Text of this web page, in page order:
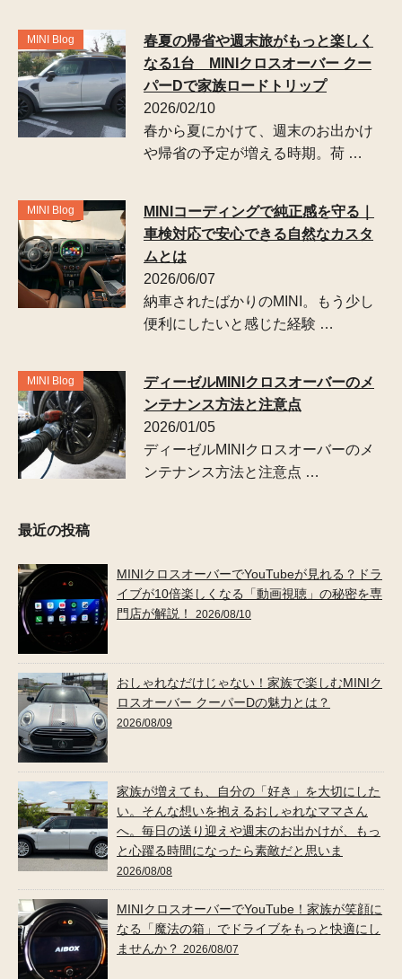
MINI Blog
春夏の帰省や週末旅がもっと楽しく
なる1台 MINIクロスオーバー クー
パーDで家族ロードトリップ
2026/02/10
春から夏にかけて、週末のお出かけ
や帰省の予定が増える時期。荷 …
MINI Blog
MINIコーディングで純正感を守る｜
車検対応で安心できる自然なカスタ
ムとは
2026/06/07
納車されたばかりのMINI。もう少し
便利にしたいと感じた経験 …
MINI Blog
ディーゼルMINIクロスオーバーのメ
ンテナンス方法と注意点
2026/01/05
ディーゼルMINIクロスオーバーのメ
ンテナンス方法と注意点 …
最近の投稿
MINIクロスオーバーでYouTubeが見れる？ドラ
イブが10倍楽しくなる「動画視聴」の秘密を専
門店が解説！
2026/08/10
おしゃれなだけじゃない！家族で楽しむMINIク
ロスオーバー クーパーDの魅力とは？
2026/08/09
家族が増えても、自分の「好き」を大切にした
い。そんな想いを抱えるおしゃれなママさん
へ。毎日の送り迎えや週末のお出かけが、もっ
と心躍る時間になったら素敵だと思いま
2026/08/08
MINIクロスオーバーでYouTube！家族が笑顔に
なる「魔法の箱」でドライブをもっと快適にし
ませんか？ 2026/08/07